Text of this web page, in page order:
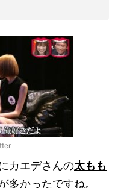
カエデさんの太もも
多かったですね。